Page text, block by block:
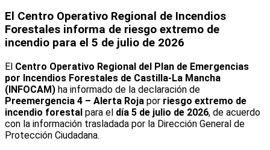
El Centro Operativo Regional de Incendios
Forestales informa de riesgo extremo de
incendio para el 5 de julio de 2026
El Centro Operativo Regional del Plan de Emergencias
por Incendios Forestales de Castilla-La Mancha
(INFOCAM) ha informado de la declaración de
Preemergencia 4 – Alerta Roja por riesgo extremo de
incendio forestal para el día 5 de julio de 2026, de acuerdo
con la información trasladada por la Dirección General de
Protección Ciudadana.